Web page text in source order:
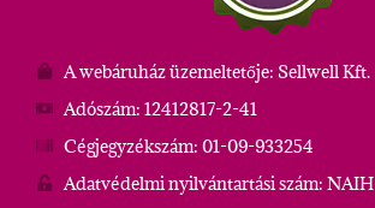
A webáruház üzemeltetője: Sellwell Kft.
Adószám: 12412817-2-41
Cégjegyzékszám: 01-09-933254
Adatvédelmi nyilvántartási szám: